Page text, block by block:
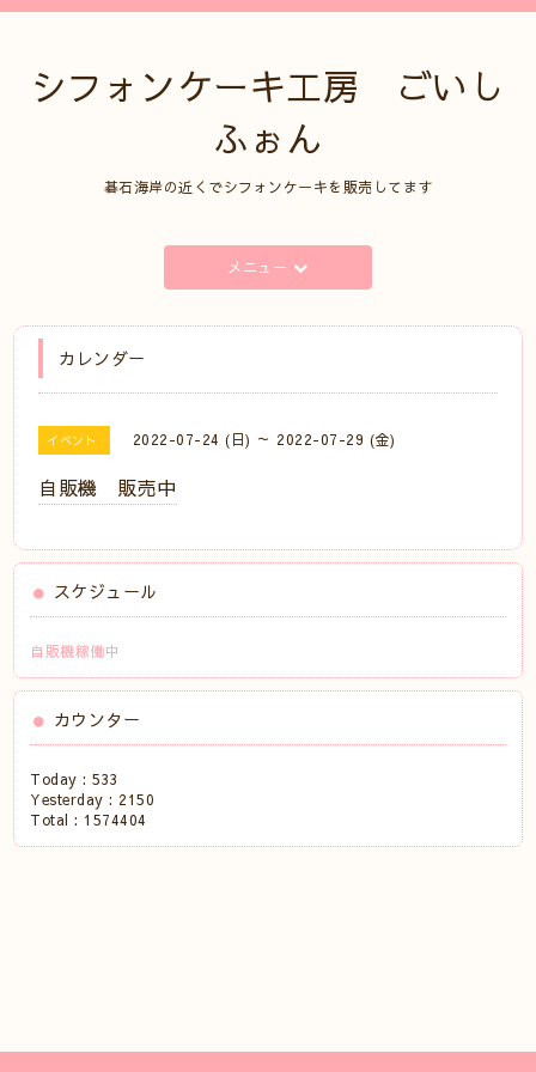
シフォンケーキ工房 ごいし
ふぉん
碁石海岸の近くでシフォンケーキを販売してます
メニュー
カレンダー
イベント 2022-07-24 (日) ～ 2022-07-29 (金)
自販機 販売中
スケジュール
自販機稼働中
カウンター
Today :533
Yesterday : 2150
Total : 1574404